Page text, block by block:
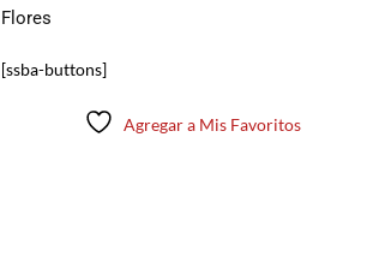
Flores
[ssba-buttons]
Agregar a Mis Favoritos